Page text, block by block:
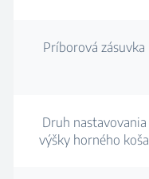
Príborová zásuvka
Druh nastavovania
výšky horného koša